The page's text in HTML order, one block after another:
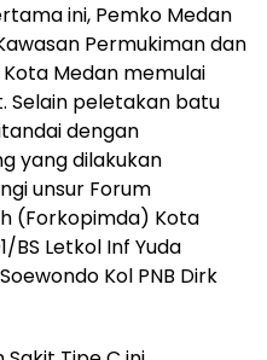
ini, Pemko Medan
Permukiman dan
Kota Medan memulai
Selain peletakan batu
dengan
yang dilakukan
unsur Forum
(Forkopimda) Kota
BS Letkol Inf Yuda
Kol PNB Dirk